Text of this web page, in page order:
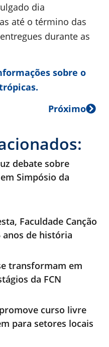
dia
até o término das
durante as
sobre o
Próximo
debate sobre
Simpósio da
Faculdade Canção
anos de história
transformam em
da FCN
curso livre
para setores locais